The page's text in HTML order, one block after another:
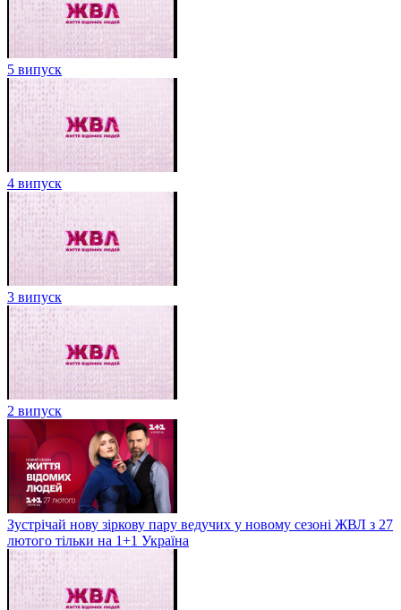
5 випуск
4 випуск
3 випуск
2 випуск
Зустрічай нову зіркову пару ведучих у новому сезоні ЖВЛ з 27
лютого тільки на 1+1 Україна